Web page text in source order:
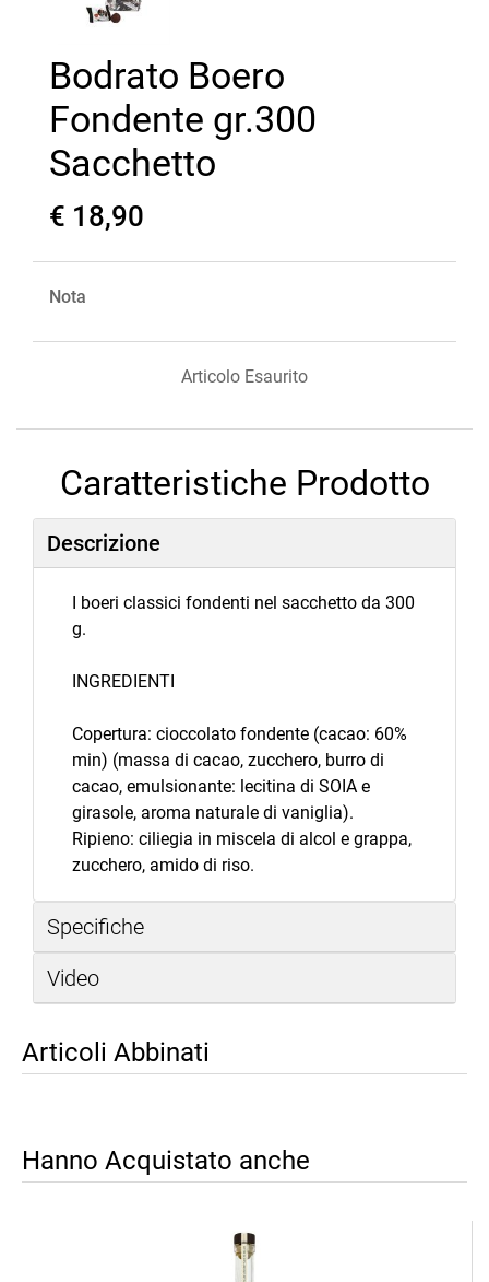
Bodrato Boero
Fondente gr.300
Sacchetto
€ 18,90
Nota
Articolo Esaurito
Caratteristiche Prodotto
Descrizione
I boeri classici fondenti nel sacchetto da 300
g.
INGREDIENTI
Copertura: cioccolato fondente (cacao: 60%
min) (massa di cacao, zucchero, burro di
cacao, emulsionante: lecitina di SOIA e
girasole, aroma naturale di vaniglia).
Ripieno: ciliegia in miscela di alcol e grappa,
zucchero, amido di riso.
Specifiche
Video
Articoli Abbinati
Hanno Acquistato anche